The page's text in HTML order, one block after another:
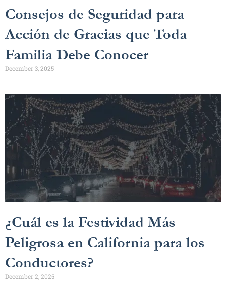
Consejos de Seguridad para
Acción de Gracias que Toda
Familia Debe Conocer
December 3, 2025
¿Cuál es la Festividad Más
Peligrosa en California para los
Conductores?
December 2, 2025